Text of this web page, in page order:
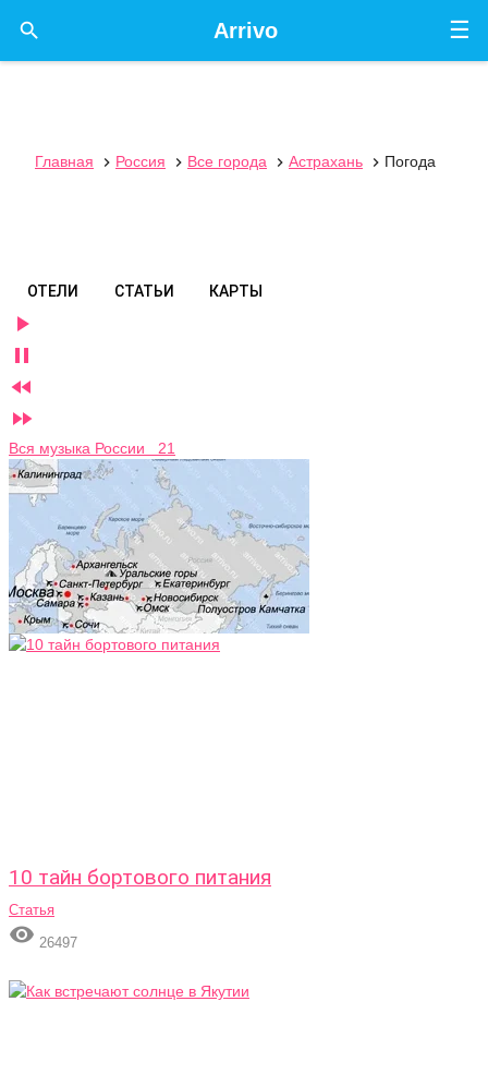
☰
Arrivo

Главная  Россия  Все города  Астрахань  Погода
ОТЕЛИ СТАТЬИ КАРТЫ




Вся музыка России 21
10 тайн бортового питания
Статья
 26497